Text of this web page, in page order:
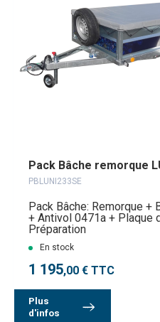
Pack Bâche remorque
PBLUNI233SE
Pack Bâche: Remorque +
+ Antivol 0471a + Plaque
Préparation
En stock
1 195,00 € TTC
Plus
d'infos